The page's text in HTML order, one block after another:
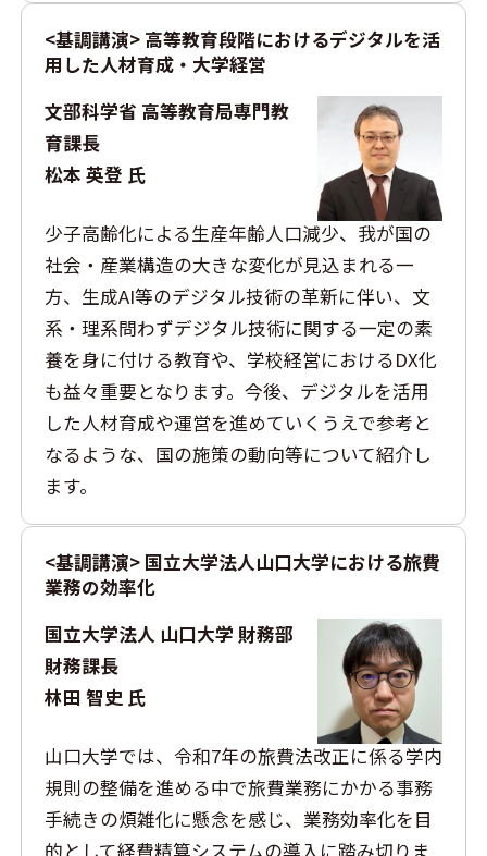
<基調講演> 高等教育段階におけるデジタルを活
用した人材育成・大学経営
文部科学省 高等教育局専門教
育課長
松本 英登 氏
少子高齢化による生産年齢人口減少、我が国の
社会・産業構造の大きな変化が見込まれる一
方、生成AI等のデジタル技術の革新に伴い、文
系・理系問わずデジタル技術に関する一定の素
養を身に付ける教育や、学校経営におけるDX化
も益々重要となります。今後、デジタルを活用
した人材育成や運営を進めていくうえで参考と
なるような、国の施策の動向等について紹介し
ます。
<基調講演> 国立大学法人山口大学における旅費
業務の効率化
国立大学法人 山口大学 財務部
財務課長
林田 智史 氏
山口大学では、令和7年の旅費法改正に係る学内
規則の整備を進める中で旅費業務にかかる事務
手続きの煩雑化に懸念を感じ、業務効率化を目
的として経費精算システムの導入に踏み切りま